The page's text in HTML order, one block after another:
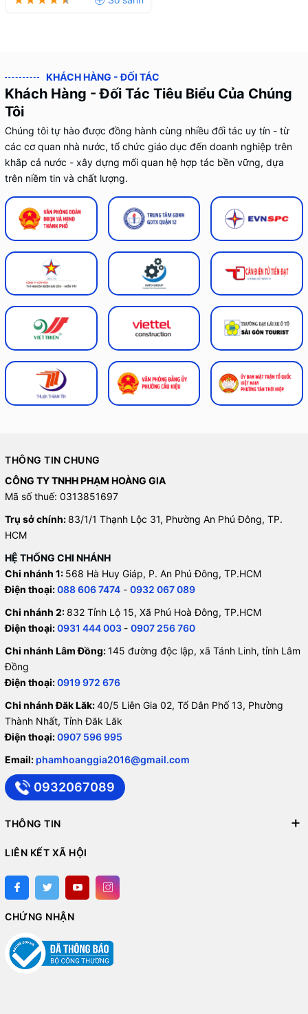
KHÁCH HÀNG - ĐỐI TÁC
Khách Hàng - Đối Tác Tiêu Biểu Của Chúng
Tôi
Chúng tôi tự hào được đồng hành cùng nhiều đối tác uy tín - từ
các cơ quan nhà nước, tổ chức giáo dục đến doanh nghiệp trên
khắp cả nước - xây dựng mối quan hệ hợp tác bền vững, dựa
trên niềm tin và chất lượng.
THÔNG TIN CHUNG
CÔNG TY TNHH PHẠM HOÀNG GIA
Mã số thuế: 0313851697
Trụ sở chính: 83/1/1 Thạnh Lộc 31, Phường An Phú Đông, TP.
HCM
HỆ THỐNG CHI NHÁNH
Chi nhánh 1: 568 Hà Huy Giáp, P. An Phú Đông, TP.HCM
Điện thoại:088 606 7474 - 0932 067 089
Chi nhánh 2: 832 Tỉnh Lộ 15, Xã Phú Hoà Đông, TP.HCM
Điện thoại:0931 444 003 - 0907 256 760
Chi nhánh Lâm Đồng:145 đường độc lập, xã Tánh Linh, tỉnh Lâm
Đồng
Điện thoại:0919 972 676
Chi nhánh Đăk Lăk:40/5 Liên Gia 02, Tổ Dân Phố 13, Phường
Thành Nhất, Tỉnh Đăk Lăk
Điện thoại:0907 596 995
Email: phamhoanggia2016@gmail.com
0932067089
THÔNG TIN
LIÊN KẾT XÃ HỘI
CHỨNG NHẬN